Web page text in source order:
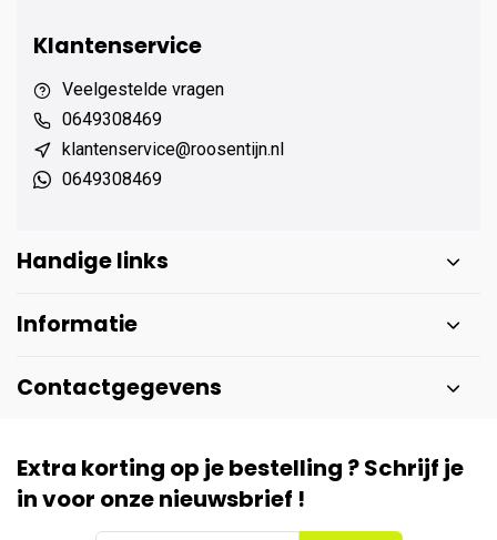
Klantenservice
Veelgestelde vragen
0649308469
klantenservice@roosentijn.nl
0649308469
Handige links
Informatie
Contactgegevens
Extra korting op je bestelling ? Schrijf je
in voor onze nieuwsbrief !